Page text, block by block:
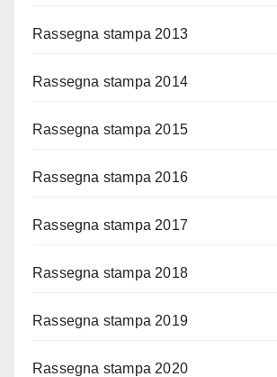
Rassegna stampa 2013
Rassegna stampa 2014
Rassegna stampa 2015
Rassegna stampa 2016
Rassegna stampa 2017
Rassegna stampa 2018
Rassegna stampa 2019
Rassegna stampa 2020